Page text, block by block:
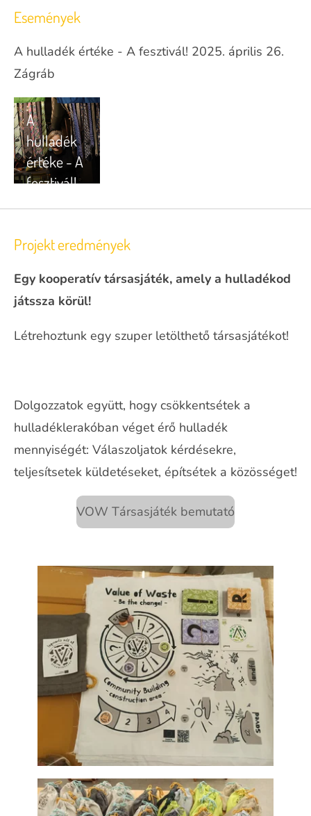
Események
A hulladék értéke - A fesztivál! 2025. április 26.
Zágráb
A
hulladék
értéke - A
fesztivál!
Projekt eredmények
Egy kooperatív társasjáték, amely a hulladékod
játssza körül!
Létrehoztunk egy szuper letölthető társasjátékot!
Dolgozzatok együtt, hogy csökkentsétek a
hulladéklerakóban véget érő hulladék
mennyiségét: Válaszoljatok kérdésekre,
teljesítsetek küldetéseket, építsétek a közösséget!
VOW Társasjáték bemutató